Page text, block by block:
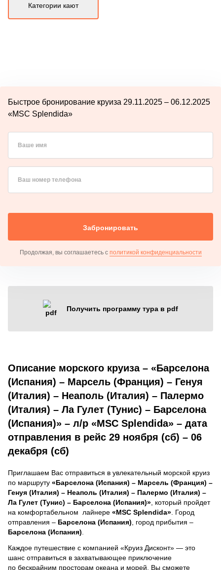
Категории кают
Быстрое бронирование круиза 29.11.2025 – 06.12.2025
«MSC Splendida»
Ваше имя
Ваш номер телефона
Забронировать
Продолжая, вы соглашаетесь с политикой конфиденциальности
Получить программу тура в pdf
Описание морского круиза – «Барселона
(Испания) – Марсель (Франция) – Генуя
(Италия) – Неаполь (Италия) – Палермо
(Италия) – Ла Гулет (Тунис) – Барселона
(Испания)» – л/р «MSC Splendida» – дата
отправления в рейс 29 ноября (сб) – 06
декабря (сб)
Приглашаем Вас отправиться в увлекательный морской круиз
по маршруту «Барселона (Испания) – Марсель (Франция) –
Генуя (Италия) – Неаполь (Италия) – Палермо (Италия) –
Ла Гулет (Тунис) – Барселона (Испания)» , который пройдет
на комфортабельном лайнере «MSC Splendida» . Город
отправления – Барселона (Испания) , город прибытия –
Барселона (Испания)
Каждое путешествие с компанией «Круиз Дисконт» — это
шанс отправиться в захватывающее приключение
по бескрайним просторам океана и морей. Вы сможете